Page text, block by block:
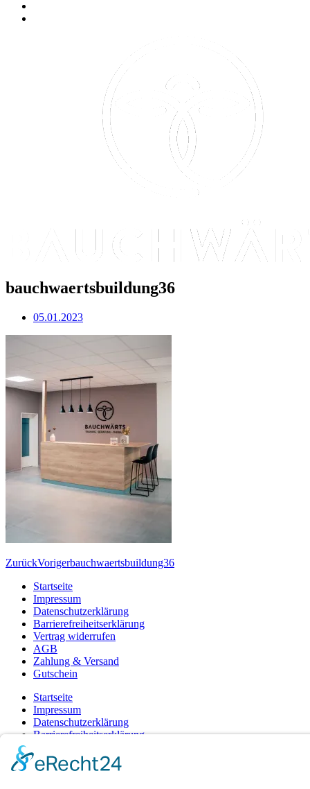
bauchwaertsbuildung36
05.01.2023
ZurückVorigerbauchwaertsbuildung36
Startseite
Impressum
Datenschutzerklärung
Barrierefreiheitserklärung
Vertrag widerrufen
AGB
Zahlung & Versand
Gutschein
Startseite
Impressum
Datenschutzerklärung
Barrierefreiheitserklärung
AGB
Zahlung & Versand